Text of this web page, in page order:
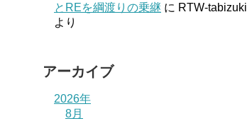
とREを綱渡りの乗継 に RTW-tabizuki
より
アーカイブ
2026年
8月